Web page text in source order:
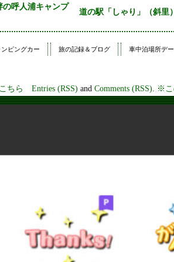
の呼人浦キャンプ
道の駅「しゃり」（斜里
ピングカー 旅の記録＆ブログ 車中泊場所デー
ちら Entries (RSS) and Comments (RSS) ※こ